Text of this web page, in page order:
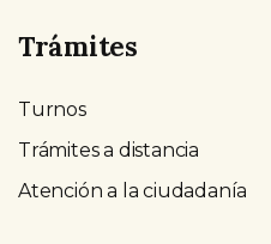
Trámites
Turnos
Trámites a distancia
Atención a la ciudadanía